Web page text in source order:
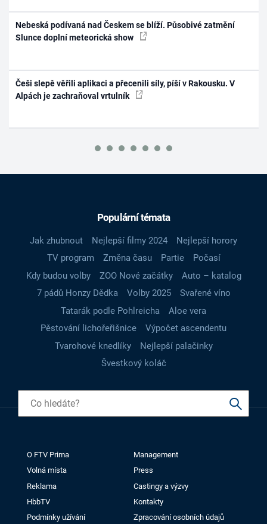
Nebeská podívaná nad Českem se blíží. Působivé zatmění
Slunce doplní meteorická show
Češi slepě věřili aplikaci a přecenili síly, píší v Rakousku. V
Alpách je zachraňoval vrtulník
Populární témata
Jak zhubnout Nejlepší filmy 2024
Nejlepší horory
TV program
Změna času Partie
Počasí
Kdy budou volby
ZOO Nové začátky
Auto – katalog
7 pádů Honzy Dědka
Volby 2025
Svařené víno
Tatarák podle Pohlreicha
Aloe vera
Pěstování lichořeřišnice
Výpočet ascendentu
Tvarohové knedlíky
Nejlepší palačinky
Švestkový koláč
O FTV Prima
Management
Volná místa
Press
Reklama
Castingy a výzvy
HbbTV
Kontakty
Podmínky užívání
Zpracování osobních údajů